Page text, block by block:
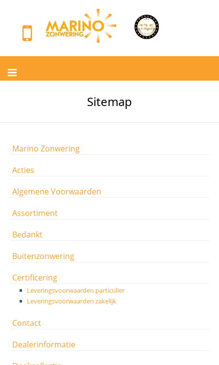
Sitemap
Marino Zonwering
Acties
Algemene Voorwaarden
Assortiment
Bedankt
Buitenzonwering
Certificering
Leveringsvoorwaarden particulier
Leveringsvoorwaarden zakelijk
Contact
Dealerinformatie